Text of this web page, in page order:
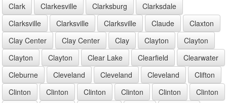
Clark
Clarkesville Clarksburg
Clarksdale
Clarksville
Clarksville Clarksville Claude
Claxton
Clay Center
Clay Center Clay Clayton
Clayton
Clayton
Clayton Clear Lake Clearfield
Clearwater
Cleburne
Cleveland Cleveland Cleveland
Clifton
Clinton
Clinton Clinton Clinton Clinton
Clinton